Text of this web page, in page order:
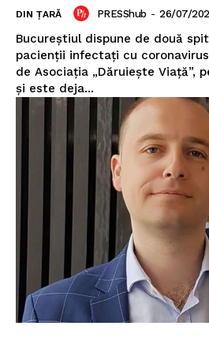
DIN ȚARĂ PRESShub - 26/07/
Bucureștiul dispune de două
pacienții infectați cu
de Asociația „Dăruiește Viață”,
și este deja...